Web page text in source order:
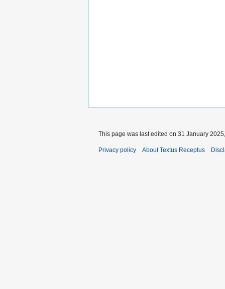
This page was last edited on 31 January
Privacy policy About Textus Receptus